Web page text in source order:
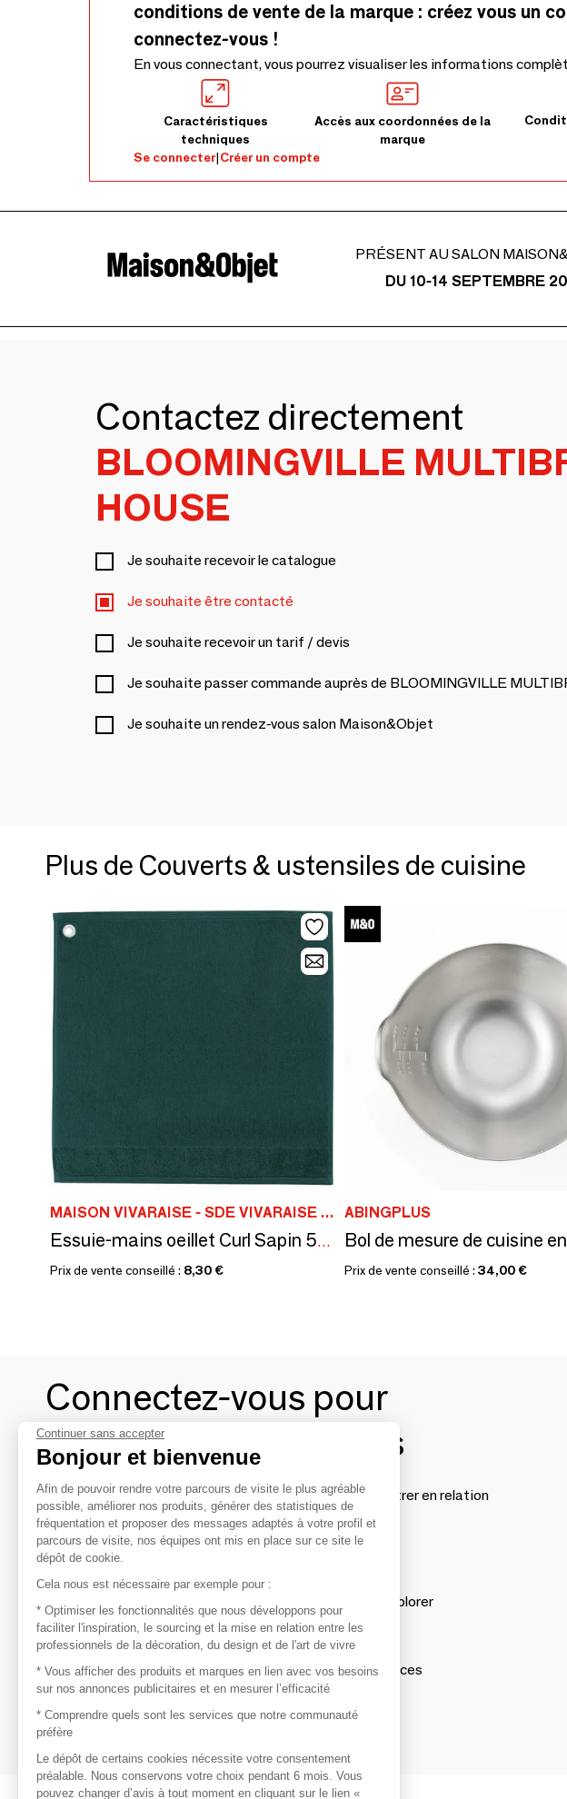
conditions de vente de la marque : créez vous un
connectez-vous !
En vous connectant, vous pourrez visualiser les informations
Caractéristiques
techniques
Accès aux coordonnées de la
marque
Se connecter|Créer un compte
PRÉSENT AU SALON
DU 10-14 SEPTEMBRE
Contactez directement
BLOOMINGVILLE
HOUSE
Je souhaite recevoir le catalogue
Je souhaite être contacté
Je souhaite recevoir un tarif / devis
Je souhaite passer commande auprès de BLOOMINGVILLE
Je souhaite un rendez-vous salon Maison&Objet
Plus de Couverts & ustensiles de cuisine
MAISON VIVARAISE - SDE VIVARAISE WINKLER
Essuie-mains oeillet Curl Sapin 50 x 50
Prix de vente conseillé : 8,30 €
ABINGPLUS
Prix de vente conseillé : 34,00 €
Connectez-vous pour
contacter les marques
Afin de profiter au mieux de l'expérience MOM et de rentrer en relation
avec vos marques préférées, créez-vous un compte.
Découvrir
Les produits de milliers de fournisseurs à explorer
S'inspirer
Inspiration et sélections de produits tendances
Contacter
Continuer sans accepter
Bonjour et bienvenue
Afin de pouvoir rendre votre parcours de visite le plus agréable
possible, améliorer nos produits, générer des statistiques de
fréquentation et proposer des messages adaptés à votre profil et
parcours de visite, nos équipes ont mis en place sur ce site le
dépôt de cookie.
Cela nous est nécessaire par exemple pour :
* Optimiser les fonctionnalités que nous développons pour
faciliter l'inspiration, le sourcing et la mise en relation entre les
professionnels de la décoration, du design et de l'art de vivre
* Vous afficher des produits et marques en lien avec vos besoins
sur nos annonces publicitaires et en mesurer l’efficacité
* Comprendre quels sont les services que notre communauté
préfère
Le dépôt de certains cookies nécessite votre consentement
préalable. Nous conservons votre choix pendant 6 mois. Vous
pouvez changer d’avis à tout moment en cliquant sur le lien «